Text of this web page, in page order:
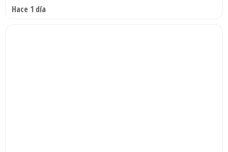
Hace 1 día